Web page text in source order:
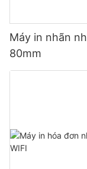
Máy in nhãn
80mm